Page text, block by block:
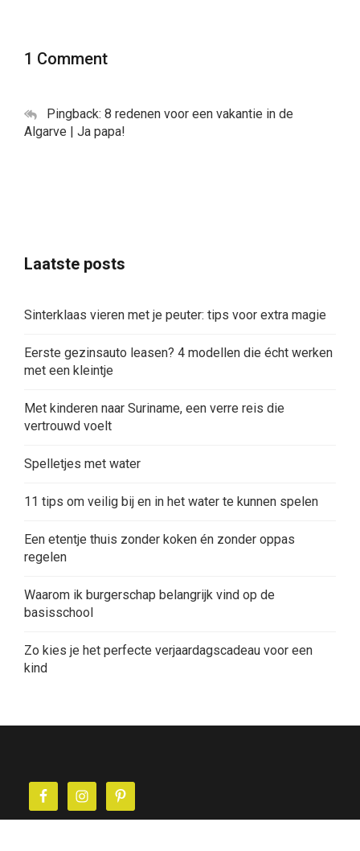
1 Comment
Pingback: 8 redenen voor een vakantie in de
Algarve | Ja papa!
Laatste posts
Sinterklaas vieren met je peuter: tips voor extra magie
Eerste gezinsauto leasen? 4 modellen die écht werken
met een kleintje
Met kinderen naar Suriname, een verre reis die
vertrouwd voelt
Spelletjes met water
11 tips om veilig bij en in het water te kunnen spelen
Een etentje thuis zonder koken én zonder oppas
regelen
Waarom ik burgerschap belangrijk vind op de
basisschool
Zo kies je het perfecte verjaardagscadeau voor een
kind